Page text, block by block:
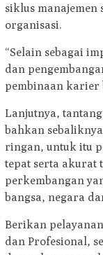
siklus manajemen
organisasi.
“Selain sebagai
dan
pembinaan karier
Lanjutnya,
bahkan
ringan, untuk itu
tepat serta akurat
perkembangan
bangsa, negara
Berikan
dan Profesional,